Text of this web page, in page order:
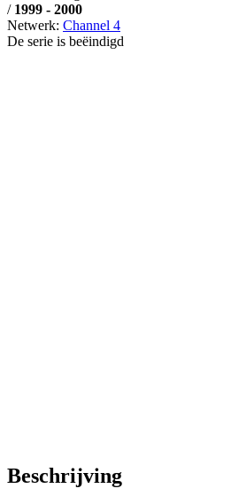
/ 1999 - 2000
Netwerk: Channel 4
De serie is beëindigd
Beschrijving